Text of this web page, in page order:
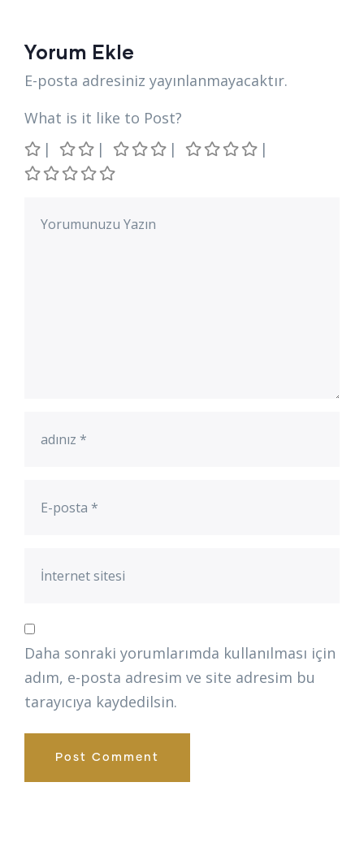
Yorum Ekle
E-posta adresiniz yayınlanmayacaktır.
What is it like to Post?
Daha sonraki yorumlarımda kullanılması için
adım, e-posta adresim ve site adresim bu
tarayıcıya kaydedilsin.